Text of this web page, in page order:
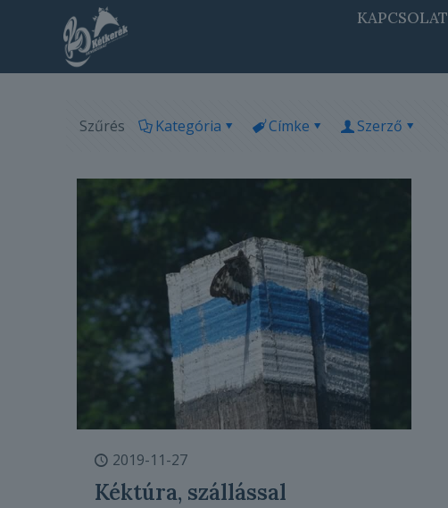
KAPCSOLAT
Szűrés Kategória Címke Szerző
2019-11-27
Kéktúra, szállással